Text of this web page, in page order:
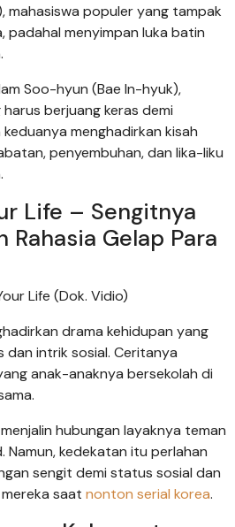
mahasiswa populer yang tampak
padahal menyimpan luka batin
Soo-hyun (Bae In-hyuk),
berjuang keras demi
menghadirkan kisah
penyembuhan, dan lika-liku
Life – Sengitnya
Rahasia Gelap Para
Life (Dok. Vidio)
drama kehidupan yang
dan intrik sosial. Ceritanya
anak-anaknya bersekolah di
hubungan layaknya teman
Namun, kedekatan itu perlahan
sengit demi status sosial dan
saat nonton serial korea.